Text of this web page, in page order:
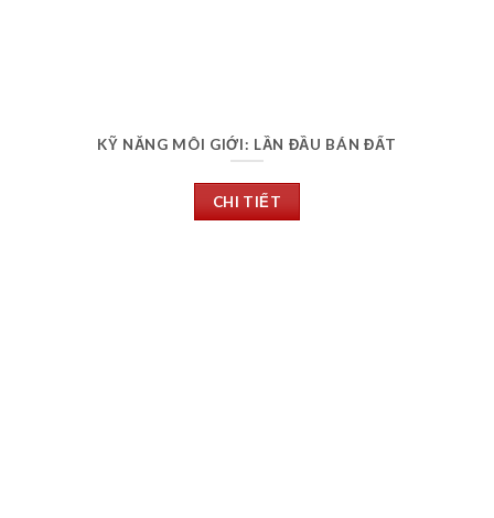
KỸ NĂNG MÔI GIỚI: LẦN ĐẦU BÁN ĐẤT
CHI TIẾT